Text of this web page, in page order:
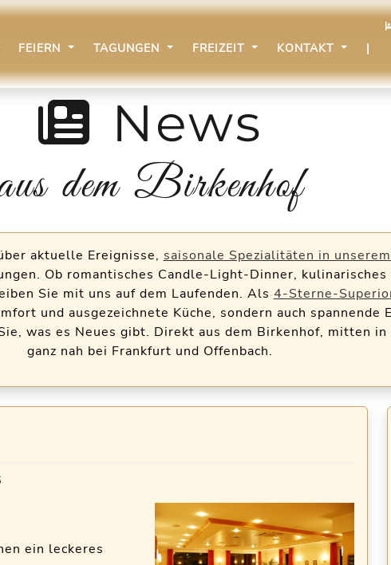
FEIERN TAGUNGEN FREIZEIT KONTAKT |
News
dem Birkenhof
aktuelle Ereignisse, saisonale Spezialitäten in
Ob romantisches Candle-Light-Dinner,
Sie mit uns auf dem Laufenden. Als 4-Sterne-
und ausgezeichnete Küche, sondern auch spannende
was es Neues gibt. Direkt aus dem Birkenhof, mitten
ganz nah bei Frankfurt und Offenbach.
ein leckeres